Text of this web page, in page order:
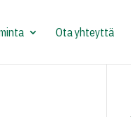
Ota yhteyttä